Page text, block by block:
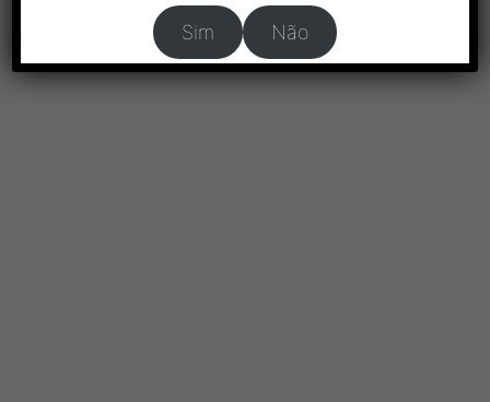
Sim Não